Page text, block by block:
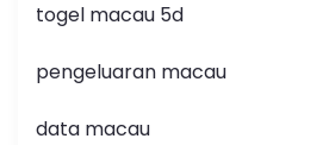
togel macau 5d
pengeluaran macau
data macau